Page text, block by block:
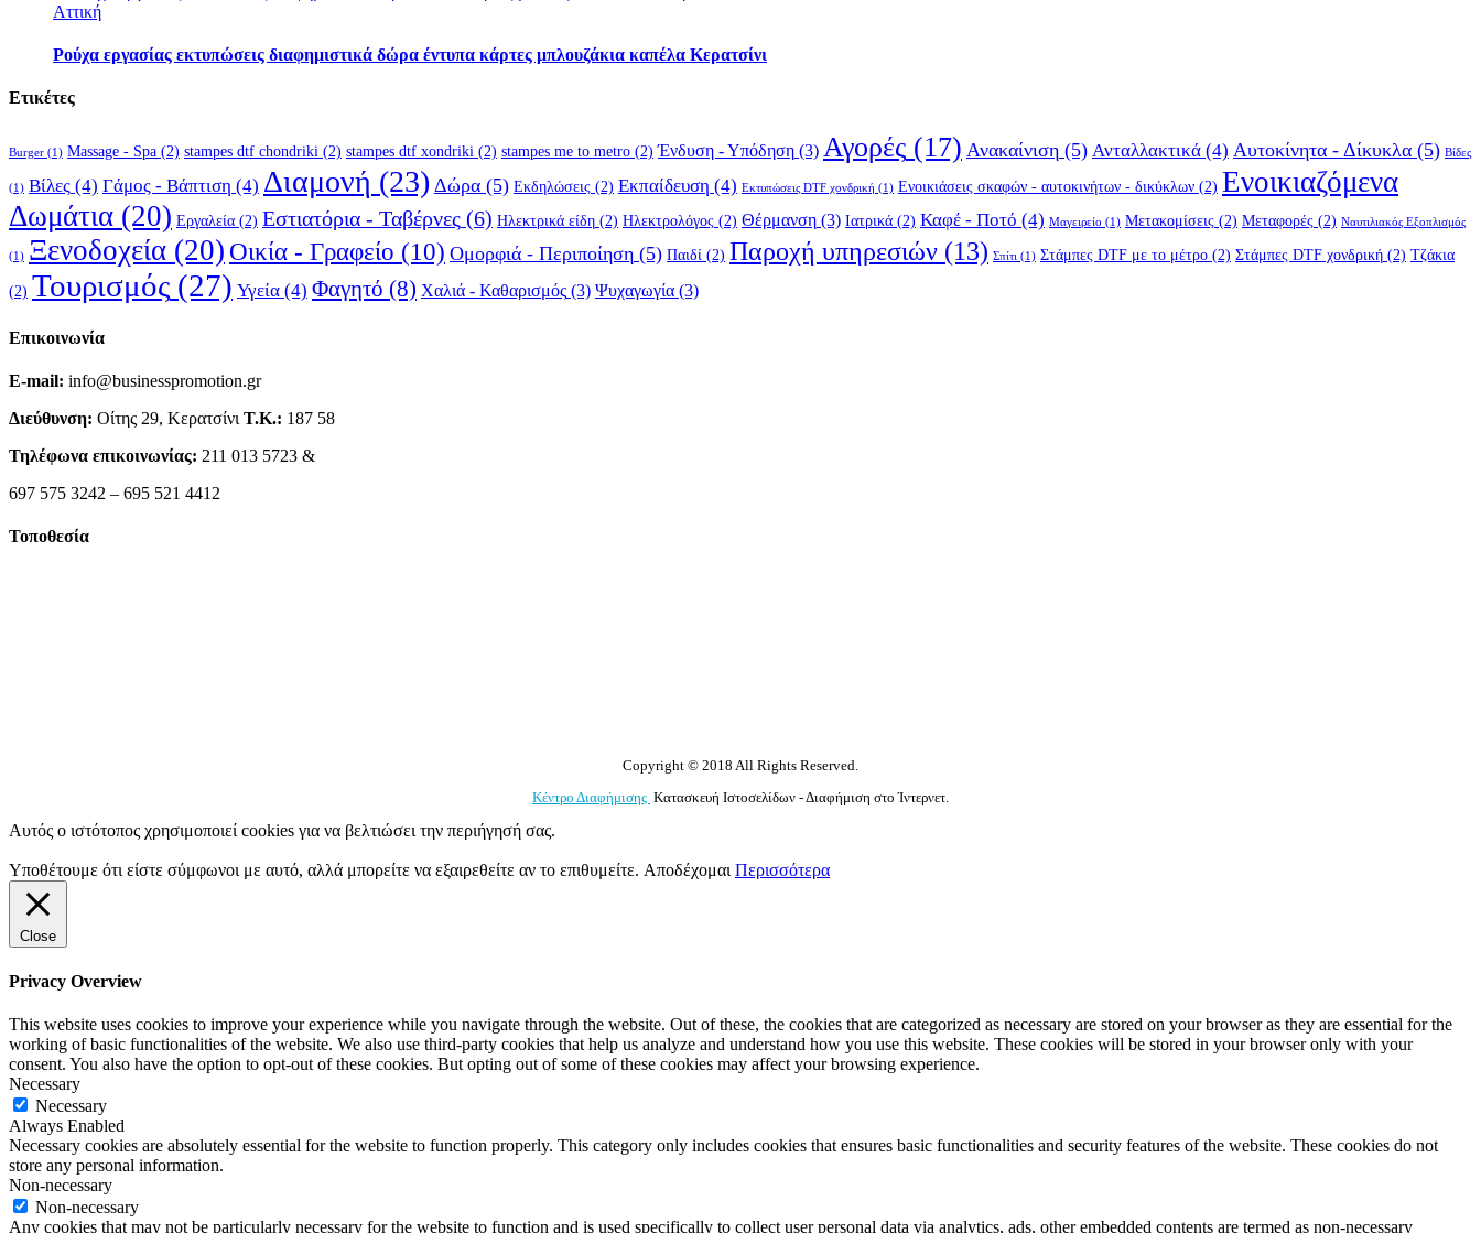
Αττική
Ρούχα εργασίας εκτυπώσεις διαφημιστικά δώρα έντυπα κάρτες μπλουζάκια καπέλα Κερατσίνι
Ετικέτες
Burger (1) Massage - Spa (2) stampes dtf chondriki (2) stampes dtf xondriki (2) stampes me to metro (2) Ένδυση - Υπόδηση (3) Αγορές (17) Ανακαίνιση (5) Ανταλλακτικά (4) Αυτοκίνητα - Δίκυκλα (5) Βίδες
(1) Βίλες (4) Γάμος - Βάπτιση (4) Διαμονή (23) Δώρα (5) Εκδηλώσεις (2) Εκπαίδευση (4) Εκτυπώσεις DTF χονδρική (1) Ενοικιάσεις σκαφών - αυτοκινήτων - δικύκλων (2) Ενοικιαζόμενα
Δωμάτια (20) Εργαλεία (2) Εστιατόρια - Ταβέρνες (6) Ηλεκτρικά είδη (2) Ηλεκτρολόγος (2) Θέρμανση (3) Ιατρικά (2) Καφέ - Ποτό (4) Μαγειρείο (1) Μετακομίσεις (2) Μεταφορές (2) Ναυτιλιακός Εξοπλισμός
(1) Ξενοδοχεία (20) Οικία - Γραφείο (10) Ομορφιά - Περιποίηση (5) Παιδί (2) Παροχή υπηρεσιών (13) Σπίτι (1) Στάμπες DTF με το μέτρο (2) Στάμπες DTF χονδρική (2) Τζάκια
(2) Τουρισμός (27) Υγεία (4) Φαγητό (8) Χαλιά - Καθαρισμός (3) Ψυχαγωγία (3)
Επικοινωνία
E-mail: info@businesspromotion.gr
Διεύθυνση: Οίτης 29, Κερατσίνι Τ.Κ.: 187 58
Τηλέφωνα επικοινωνίας: 211 013 5723 &
697 575 3242 – 695 521 4412
Τοποθεσία
Copyright © 2018 All Rights Reserved.
Κέντρο Διαφήμισης Κατασκευή Ιστοσελίδων - Διαφήμιση στο Ίντερνετ.
Αυτός ο ιστότοπος χρησιμοποιεί cookies για να βελτιώσει την περιήγησή σας.
Υποθέτουμε ότι είστε σύμφωνοι με αυτό, αλλά μπορείτε να εξαιρεθείτε αν το επιθυμείτε. Αποδέχομαι Περισσότερα
Close
Privacy Overview
This website uses cookies to improve your experience while you navigate through the website. Out of these, the cookies that are categorized as necessary are stored on your browser as they are essential for the
working of basic functionalities of the website. We also use third-party cookies that help us analyze and understand how you use this website. These cookies will be stored in your browser only with your
consent. You also have the option to opt-out of these cookies. But opting out of some of these cookies may affect your browsing experience.
Necessary
Necessary
Always Enabled
Necessary cookies are absolutely essential for the website to function properly. This category only includes cookies that ensures basic functionalities and security features of the website. These cookies do not
store any personal information.
Non-necessary
Non-necessary
Any cookies that may not be particularly necessary for the website to function and is used specifically to collect user personal data via analytics, ads, other embedded contents are termed as non-necessary